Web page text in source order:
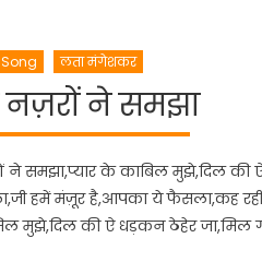
लता मंगेशकर
ने समझा
समझा,प्यार के काबिल मुझे,दिल की
हमें मंज़ूर है,आपका ये फैसला,कह रही
मुझे,दिल की ऐ धड़कन ठेहेर जा,मिल